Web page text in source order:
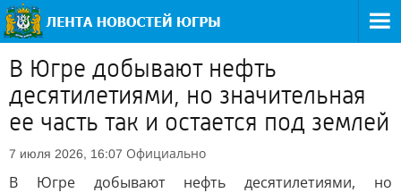
В Югре добывают нефть
десятилетиями, но значительная
ее часть так и остается под землей
7 июля 2026, 16:07 Официально
В Югре добывают нефть десятилетиями, но